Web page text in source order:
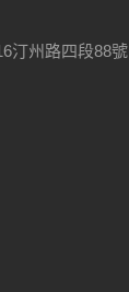
汀州路四段88號